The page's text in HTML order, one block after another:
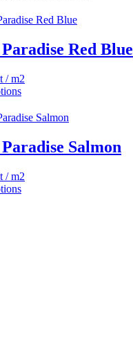
Red Blue
/ m2
Salmon
/ m2